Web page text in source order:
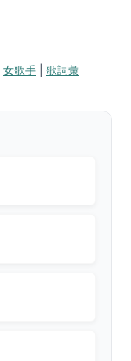
女歌手 歌詞彙